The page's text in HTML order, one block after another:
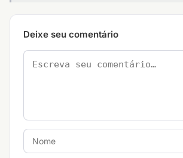
Deixe seu comentário